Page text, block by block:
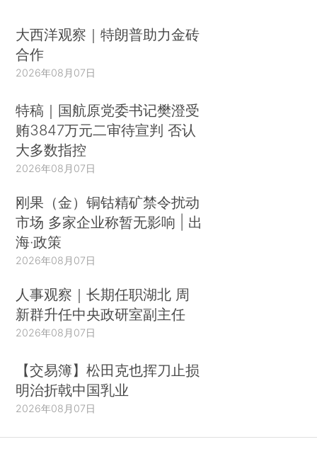
大西洋观察｜特朗普助力金砖
合作
2026年08月07日
特稿｜国航原党委书记樊澄受
贿3847万元二审待宣判 否认
大多数指控
2026年08月07日
刚果（金）铜钴精矿禁令扰动
市场 多家企业称暂无影响 | 出
海·政策
2026年08月07日
人事观察｜长期任职湖北 周
新群升任中央政研室副主任
2026年08月07日
【交易簿】松田克也挥刀止损
明治折戟中国乳业
2026年08月07日